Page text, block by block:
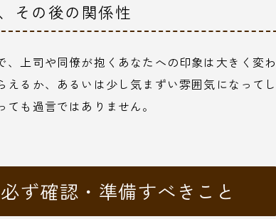
その後の関係性
上司や同僚が抱くあなたへの印象は大きく変わ
るか、あるいは少し気まずい雰囲気になってし
も過言ではありません。
ず確認・準備すべきこと